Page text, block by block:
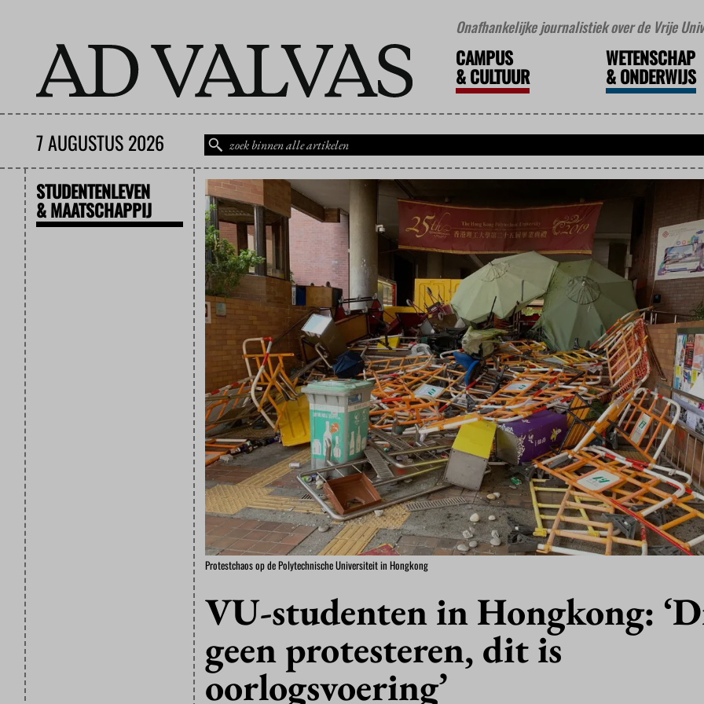
Onafhankelijke journalistiek over de Vrije
CAMPUS
&CULTUUR
WETENSCHAP
&ONDERWIJS
7 AUGUSTUS 2026
STUDENTENLEVEN
& MAATSCHAPPIJ
Protestchaos op de Polytechnische Universiteit in Hongkong
VU-studenten in Hongkong:
geen protesteren, dit is
oorlogsvoering’